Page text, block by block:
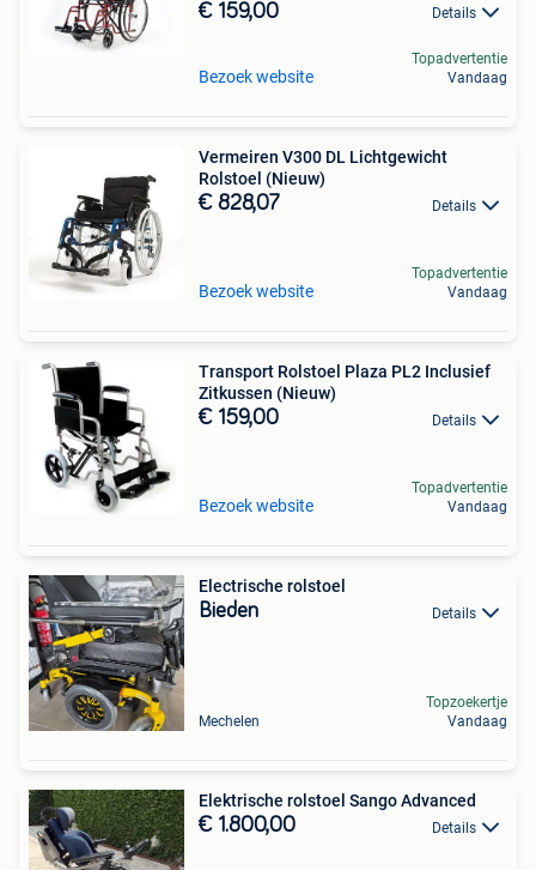
€ 159,00 Details
Bezoek website
Topadvertentie
Vandaag
Vermeiren V300 DL Lichtgewicht
Rolstoel (Nieuw)
€ 828,07 Details
Bezoek website
Topadvertentie
Vandaag
Transport Rolstoel Plaza PL2 Inclusief
Zitkussen (Nieuw)
€ 159,00 Details
Bezoek website
Topadvertentie
Vandaag
Electrische rolstoel
Bieden Details
Mechelen
Topzoekertje
Vandaag
Elektrische rolstoel Sango Advanced
€ 1.800,00 Details